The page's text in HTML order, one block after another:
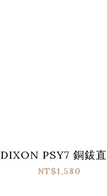
DIXON PSY7 銅鈸
NT$1,580